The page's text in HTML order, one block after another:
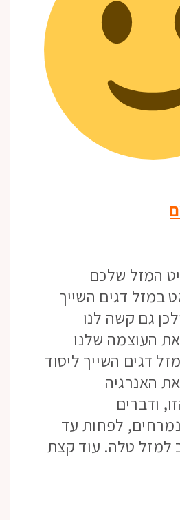
המזל שלכם
במזל דגים השייך
גם קשה לנו
העוצמה שלנו
דגים השייך ליסוד
האנרגיה
ודברים
לפחות עד
למזל טלה. עוד קצת